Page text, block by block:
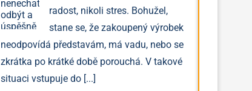
radost, nikoli stres. Bohužel,
stane se, že zakoupený výrobek
neodpovídá představám, má vadu, nebo se
zkrátka po krátké době porouchá. V takové
situaci vstupuje do [...]